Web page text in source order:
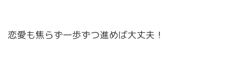
恋愛も焦らず一歩ずつ進めば大丈夫！